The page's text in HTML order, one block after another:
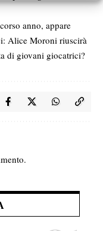
anno, appare
Alice Moroni riuscirà
di giovani giocatrici?